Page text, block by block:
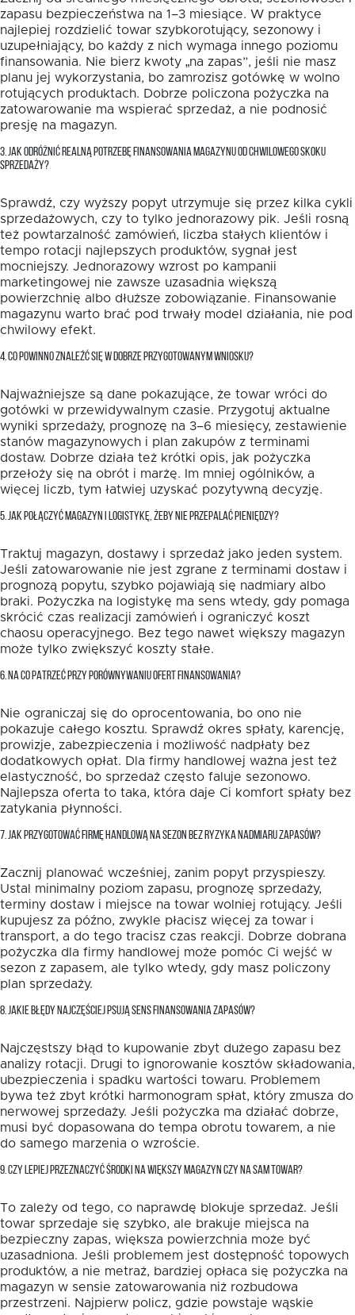
zapasu bezpieczeństwa na 1–3 miesiące. W praktyce
najlepiej rozdzielić towar szybkorotujący, sezonowy i
uzupełniający, bo każdy z nich wymaga innego poziomu
finansowania. Nie bierz kwoty „na zapas”, jeśli nie masz
planu jej wykorzystania, bo zamrozisz gotówkę w wolno
rotujących produktach. Dobrze policzona pożyczka na
zatowarowanie ma wspierać sprzedaż, a nie podnosić
presję na magazyn.
3. JAK ODRÓŻNIĆ REALNĄ POTRZEBĘ FINANSOWANIA MAGAZYNU OD CHWILOWEGO SKOKU
SPRZEDAŻY?
Sprawdź, czy wyższy popyt utrzymuje się przez kilka cykli
sprzedażowych, czy to tylko jednorazowy pik. Jeśli rosną
też powtarzalność zamówień, liczba stałych klientów i
tempo rotacji najlepszych produktów, sygnał jest
mocniejszy. Jednorazowy wzrost po kampanii
marketingowej nie zawsze uzasadnia większą
powierzchnię albo dłuższe zobowiązanie. Finansowanie
magazynu warto brać pod trwały model działania, nie pod
chwilowy efekt.
4. CO POWINNO ZNALEŹĆ SIĘ W DOBRZE PRZYGOTOWANYM WNIOSKU?
Najważniejsze są dane pokazujące, że towar wróci do
gotówki w przewidywalnym czasie. Przygotuj aktualne
wyniki sprzedaży, prognozę na 3–6 miesięcy, zestawienie
stanów magazynowych i plan zakupów z terminami
dostaw. Dobrze działa też krótki opis, jak pożyczka
przełoży się na obrót i marżę. Im mniej ogólników, a
więcej liczb, tym łatwiej uzyskać pozytywną decyzję.
5. JAK POŁĄCZYĆ MAGAZYN I LOGISTYKĘ, ŻEBY NIE PRZEPALAĆ PIENIĘDZY?
Traktuj magazyn, dostawy i sprzedaż jako jeden system.
Jeśli zatowarowanie nie jest zgrane z terminami dostaw i
prognozą popytu, szybko pojawiają się nadmiary albo
braki. Pożyczka na logistykę ma sens wtedy, gdy pomaga
skrócić czas realizacji zamówień i ograniczyć koszt
chaosu operacyjnego. Bez tego nawet większy magazyn
może tylko zwiększyć koszty stałe.
6. NA CO PATRZEĆ PRZY PORÓWNYWANIU OFERT FINANSOWANIA?
Nie ograniczaj się do oprocentowania, bo ono nie
pokazuje całego kosztu. Sprawdź okres spłaty, karencję,
prowizje, zabezpieczenia i możliwość nadpłaty bez
dodatkowych opłat. Dla firmy handlowej ważna jest też
elastyczność, bo sprzedaż często faluje sezonowo.
Najlepsza oferta to taka, która daje Ci komfort spłaty bez
zatykania płynności.
7. JAK PRZYGOTOWAĆ FIRMĘ HANDLOWĄ NA SEZON BEZ RYZYKA NADMIARU ZAPASÓW?
Zacznij planować wcześniej, zanim popyt przyspieszy.
Ustal minimalny poziom zapasu, prognozę sprzedaży,
terminy dostaw i miejsce na towar wolniej rotujący. Jeśli
kupujesz za późno, zwykle płacisz więcej za towar i
transport, a do tego tracisz czas reakcji. Dobrze dobrana
pożyczka dla firmy handlowej może pomóc Ci wejść w
sezon z zapasem, ale tylko wtedy, gdy masz policzony
plan sprzedaży.
8. JAKIE BŁĘDY NAJCZĘŚCIEJ PSUJĄ SENS FINANSOWANIA ZAPASÓW?
Najczęstszy błąd to kupowanie zbyt dużego zapasu bez
analizy rotacji. Drugi to ignorowanie kosztów składowania,
ubezpieczenia i spadku wartości towaru. Problemem
bywa też zbyt krótki harmonogram spłat, który zmusza do
nerwowej sprzedaży. Jeśli pożyczka ma działać dobrze,
musi być dopasowana do tempa obrotu towarem, a nie
do samego marzenia o wzroście.
9. CZY LEPIEJ PRZEZNACZYĆ ŚRODKI NA WIĘKSZY MAGAZYN CZY NA SAM TOWAR?
To zależy od tego, co naprawdę blokuje sprzedaż. Jeśli
towar sprzedaje się szybko, ale brakuje miejsca na
bezpieczny zapas, większa powierzchnia może być
uzasadniona. Jeśli problemem jest dostępność topowych
produktów, a nie metraż, bardziej opłaca się pożyczka na
magazyn w sensie zatowarowania niż rozbudowa
przestrzeni. Najpierw policz, gdzie powstaje wąskie